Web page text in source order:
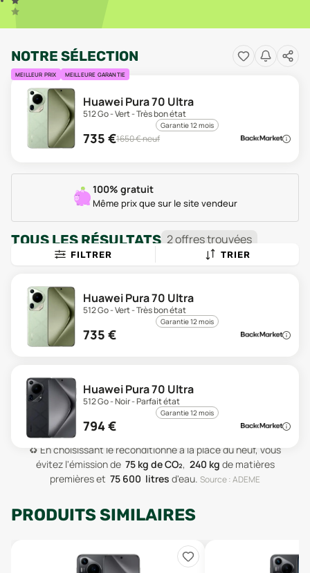
NOTRE SÉLECTION
MEILLEUR PRIX MEILLEURE GARANTIE
Huawei Pura 70 Ultra
512 Go - Vert - Très bon état
Garantie 12 mois
735 €1650€ neuf
100% gratuit
Même prix que sur le site vendeur
TOUS LES RÉSULTATS 2offrestrouvées
FILTRER TRIER
Huawei Pura 70 Ultra
512 Go - Vert - Très bon état
Garantie 12 mois
735 €
Huawei Pura 70 Ultra
512 Go - Noir - Parfait état
Garantie 12 mois
794€
♻️ En choisissant le reconditionné à la place du neuf, vous
évitez l'émission de 75 kg de CO₂, 240 kg de matières
premièreset 75 600 litres d'eau. Source : ADEME
PRODUITS SIMILAIRES